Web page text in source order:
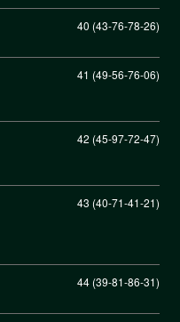
40 (43-76-78-26)
41 (49-56-76-06)
42 (45-97-72-47)
43 (40-71-41-21)
44 (39-81-86-31)